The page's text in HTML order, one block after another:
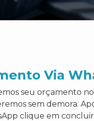
Via
seu orçamento
sem demora.
clique em concluir